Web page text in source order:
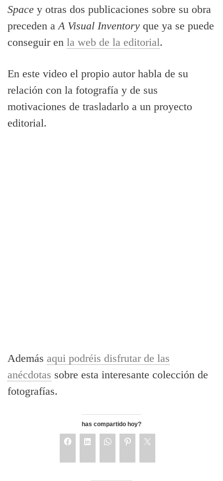
Space y otras dos publicaciones sobre su obra
preceden aA Visual Inventory que ya se puede
conseguir en la web de la editorial.
En este video el propio autor habla de su
relación con la fotografía y de sus
motivaciones de trasladarlo a un proyecto
editorial.
Además aqui podréis disfrutar de las
anécdotas sobre esta interesante colección de
fotografías.
has compartido hoy?